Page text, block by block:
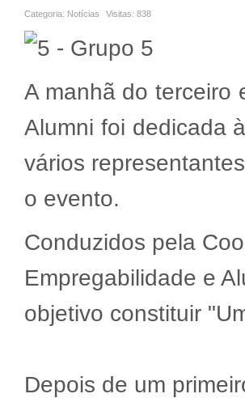
Categoria: Notícias Visitas: 838
A manhã do terceiro
Alumni foi dedicada
vários
o evento.
Conduzidos pela
Empregabilidade e
objetivo constituir
Depois de um